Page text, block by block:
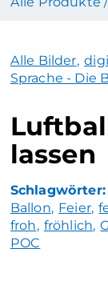
Alle Bilder,
Sprache - Die
lassen
Ballon Feier
froh fröhlich
POC